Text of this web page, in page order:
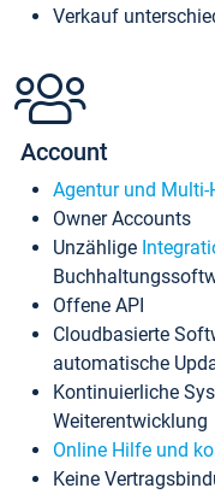
Verkauf
Account
Agentur und Multi-
Owner Accounts
Unzählige
Offene API
Cloudbasierte
automatische
Kontinuierliche
Weiterentwicklung
Online Hilfe und
Keine